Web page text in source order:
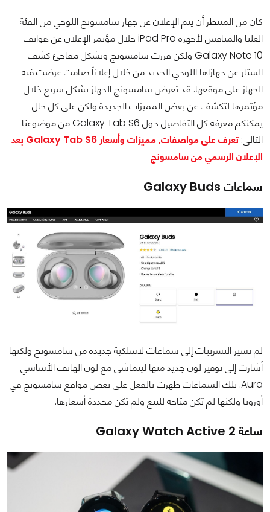
كان من المنتظر أن يتم الإعلان عن جهاز سامسونج اللوحي من الفئة
العليا والمنافس لأجهزة iPad Pro خلال مؤتمر الإعلان عن هواتف
Galaxy Note 10 ولكن قررت سامسونج وبشكل مفاجئ كشف
الستار عن جهازاها اللوحي الجديد من خلال إعلاناً صامت عرضت فيه
الجهاز على موقعها. قد تعرض سامسونج الجهاز بشكل سريع خلال
مؤتمرها لتكشف عن بعض المميزات الجديدة ولكن على كل حال
يمكنكم معرفة كل التفاصيل حول Galaxy Tab S6 من موضوعنا
التالي:
تعرف على مواصفات, مميزات وأسعار Galaxy Tab S6 بعد
الإعلان الرسمي من سامسونج
سماعات Galaxy Buds
لم تشير التسريبات إلى سماعات لاسلكية جديدة من سامسونج ولكنها
أشارت إلى توفير لون جديد منها ليتماشى مع لون الهاتف الأساسي
Aura. تلك السماعات ظهرت بالفعل على بعض مواقع سامسونج في
أوروبا ولكنها لم تكن متاحة للبيع ولم تكن محددة أسعارها.
ساعة Galaxy Watch Active 2